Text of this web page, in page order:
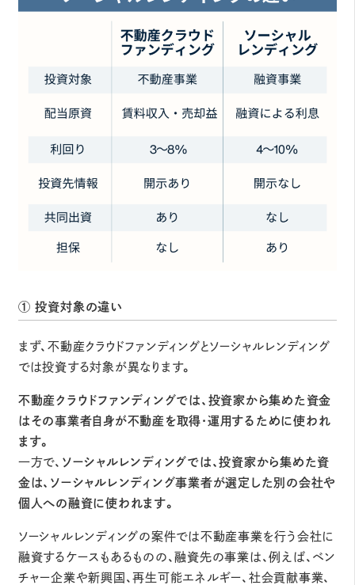
① 投資対象の違い
まず、不動産クラウドファンディングとソーシャルレンディング
では投資する対象が異なります。
不動産クラウドファンディングでは、投資家から集めた資金
はその事業者自身が不動産を取得・運用するために使われ
ます。
一方で、 ソーシャルレンディングでは、投資家から集めた資
金は、ソーシャルレンディング事業者が選定した別の会社や
個人への融資に使われます。
ソーシャルレンディングの案件では不動産事業を行う会社に
融資するケースもあるものの、融資先の事業は、例えば、ベン
チャー企業や新興国、再生可能エネルギー、社会貢献事業、